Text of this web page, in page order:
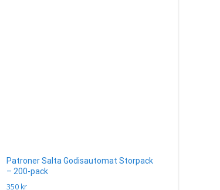
Patroner Salta Godisautomat Storpack
– 200-pack
350 kr